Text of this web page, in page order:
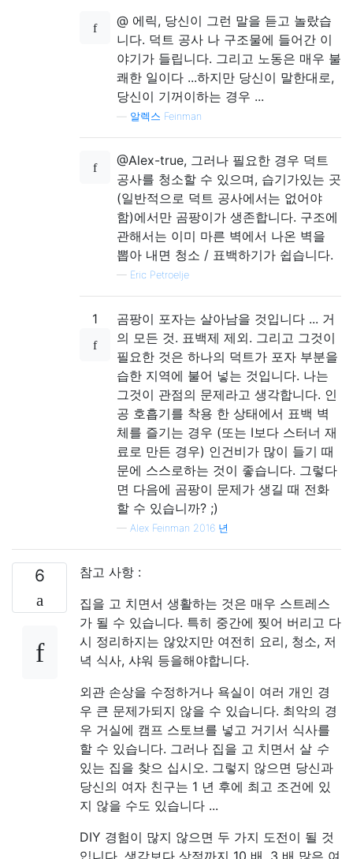
@ 에릭, 당신이 그런 말을 듣고 놀랐습
니다. 덕트 공사 나 구조물에 들어간 이
야기가 들립니다. 그리고 노동은 매우 불
쾌한 일이다 ...하지만 당신이 말한대로,
당신이 기꺼이하는 경우 ...
알렉스 Feinman
@Alex-true, 그러나 필요한 경우 덕트
공사를 청소할 수 있으며, 습기가있는 곳
(일반적으로 덕트 공사에서는 없어야
함)에서만 곰팡이가 생존합니다. 구조에
관해서는 이미 마른 벽에서 나온 벽을
뽑아 내면 청소 / 표백하기가 쉽습니다.
— Eric Petroelje
1
곰팡이 포자는 살아남을 것입니다 ... 거
의 모든 것. 표백제 제외. 그리고 그것이
필요한 것은 하나의 덕트가 포자 부분을
습한 지역에 불어 넣는 것입니다. 나는
그것이 관점의 문제라고 생각합니다. 인
공 호흡기를 착용 한 상태에서 표백 벽
체를 즐기는 경우 (또는 I보다 스터너 재
료로 만든 경우) 인건비가 많이 들기 때
문에 스스로하는 것이 좋습니다. 그렇다
면 다음에 곰팡이 문제가 생길 때 전화
할 수 있습니까? ;)
— Alex Feinman 2016 년
6
참고 사항 :
집을 고 치면서 생활하는 것은 매우 스트레스
가 될 수 있습니다. 특히 중간에 찢어 버리고 다
시 정리하지는 않았지만 여전히 요리, 청소, 저
녁 식사, 샤워 등을해야합니다.
외관 손상을 수정하거나 욕실이 여러 개인 경
우 큰 문제가되지 않을 수 있습니다. 최악의 경
우 거실에 캠프 스토브를 넣고 거기서 식사를
할 수 있습니다. 그러나 집을 고 치면서 살 수
있는 집을 찾으 십시오. 그렇지 않으면 당신과
당신의 여자 친구는 1 년 후에 최고 조건에 있
지 않을 수도 있습니다 ...
DIY 경험이 많지 않으면 두 가지 도전이 될 것
입니다. 생각보다 상점까지 10 배, 3 배 많은 여